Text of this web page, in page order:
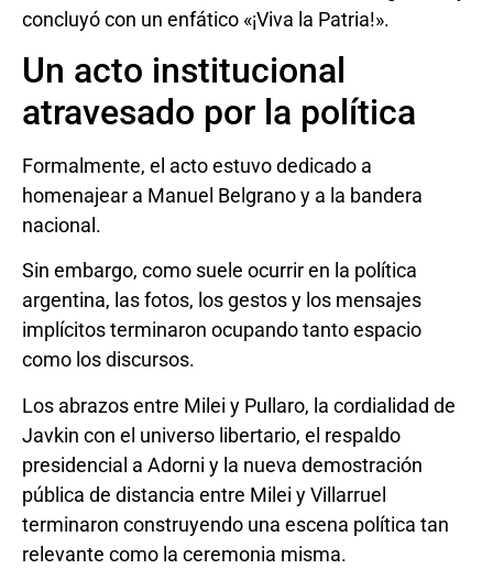
concluyó con un enfático «¡Viva la Patria!».
Un acto institucional
atravesado por la política
Formalmente, el acto estuvo dedicado a
homenajear a Manuel Belgrano y a la bandera
nacional.
Sin embargo, como suele ocurrir en la política
argentina, las fotos, los gestos y los mensajes
implícitos terminaron ocupando tanto espacio
como los discursos.
Los abrazos entre Milei y Pullaro, la cordialidad de
Javkin con el universo libertario, el respaldo
presidencial a Adorni y la nueva demostración
pública de distancia entre Milei y Villarruel
terminaron construyendo una escena política tan
relevante como la ceremonia misma.